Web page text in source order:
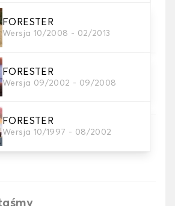
FORESTER
Wersja 10/2008 - 02/2013
FORESTER
Wersja 09/2002 - 09/2008
FORESTER
Wersja 10/1997 - 08/2002
dywanika samochodowego
dywaników
samochód.